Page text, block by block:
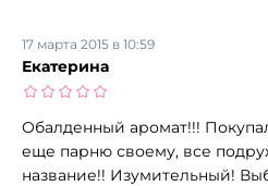
Екатерина
17 марта 2015 в 10:59
Обалденный аромат!!!
еще парню своему, все
название!! Изумительный!